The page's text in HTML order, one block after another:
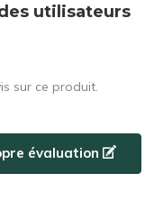
utilisateurs
sur ce produit.
évaluation